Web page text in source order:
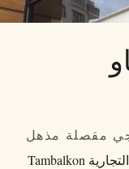
مقصلة مذهل
Tambalkon من أفضل العلامات التجارية